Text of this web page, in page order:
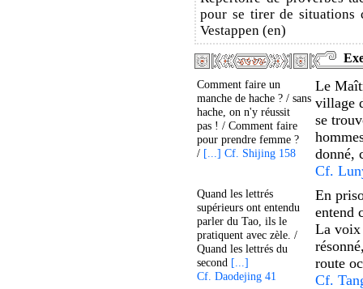
pour se tirer de
Vestappen (en)
Comment faire un
manche de hache ? / sans
hache, on n'y réussit
pas ! / Comment faire
pour prendre femme ?
/ [...] Cf. Shijing 158
Le
village
se
donné,
Cf.
Quand les lettrés
supérieurs ont entendu
parler du Tao, ils le
pratiquent avec zèle. /
Quand les lettrés du
second [...]
Cf. Daodejing 41
En
entend
La voix
route
Cf.